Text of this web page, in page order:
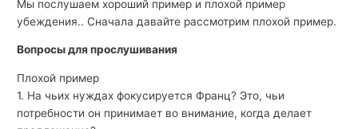
Мы послушаем хороший пример и плохой пример
убеждения.. Сначала давайте рассмотрим плохой пример.
Вопросы для прослушивания
Плохой пример
1. На чьих нуждах фокусируется Франц? Это, чьи
потребности он принимает во внимание, когда делает